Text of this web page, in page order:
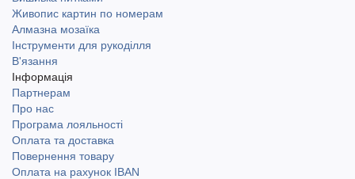
Живопис картин по номерам
Алмазна мозаїка
Інструменти для рукоділля
В'язання
Інформація
Партнерам
Про нас
Програма лояльності
Оплата та доставка
Повернення товару
Оплата на рахунок IBAN